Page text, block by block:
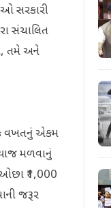
સરકારી
સંચાલિત
તમે અને
વખતનું એકમ
મળવાનું
₹1,000
જરૂર